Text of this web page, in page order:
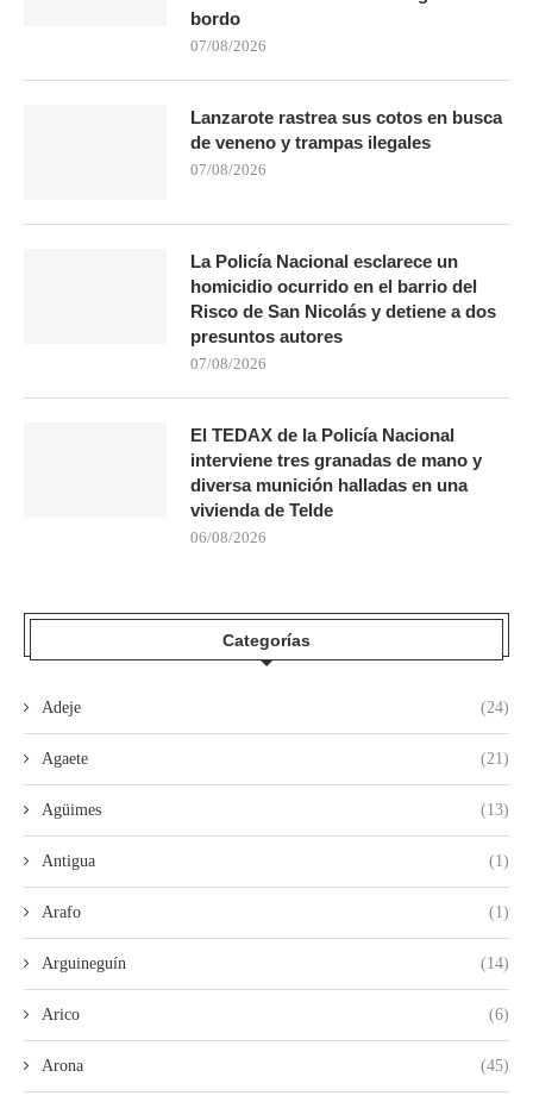
bordo
07/08/2026
Lanzarote rastrea sus cotos en busca
de veneno y trampas ilegales
07/08/2026
La Policía Nacional esclarece un
homicidio ocurrido en el barrio del
Risco de San Nicolás y detiene a dos
presuntos autores
07/08/2026
El TEDAX de la Policía Nacional
interviene tres granadas de mano y
diversa munición halladas en una
vivienda de Telde
06/08/2026
Categorías
Adeje (24)
Agaete (21)
Agüimes (13)
Antigua (1)
Arafo (1)
Arguineguín (14)
Arico (6)
Arona (45)